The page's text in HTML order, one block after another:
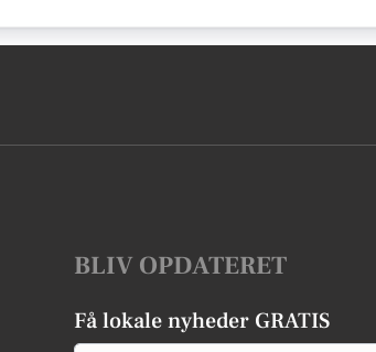
BLIV OPDATERET
Få lokale nyheder GRATIS